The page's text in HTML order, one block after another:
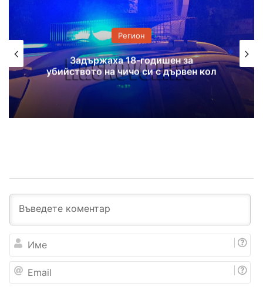
Регион
Два пожара гасиха в Хасковска
област
е
a